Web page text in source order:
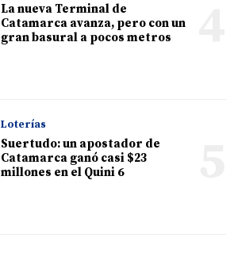
La nueva Terminal de
Catamarca avanza, pero con un
gran basural a pocos metros
Loterías
Suertudo: un apostador de
Catamarca ganó casi $23
millones en el Quini 6